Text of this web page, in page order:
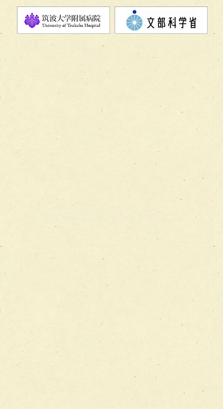
チーム】
チーム09【術前から始める周術期リハビリテーションチー
ム】
チーム10【包括的リハビリテーションコンサルテーション